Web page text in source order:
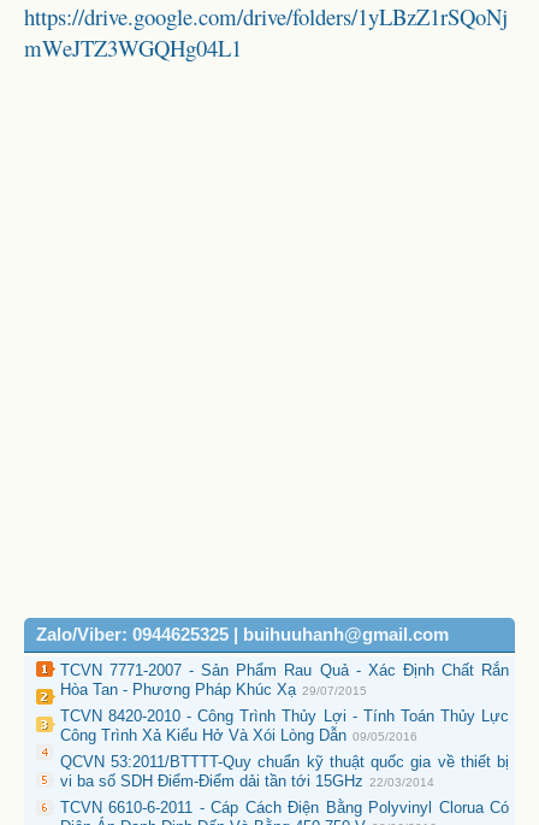
https://drive.google.com/drive/folders/1yLBzZ1rSQoNj
mWeJTZ3WGQHg04L1
Zalo/Viber: 0944625325 | buihuuhanh@gmail.com
TCVN 7771-2007 - Sản Phẩm Rau Quả - Xác Định Chất Rắn
Hòa Tan - Phương Pháp Khúc Xạ 29/07/2015
TCVN 8420-2010 - Công Trình Thủy Lợi - Tính Toán Thủy Lực
Công Trình Xả Kiểu Hở Và Xói Lòng Dẫn 09/05/2016
QCVN 53:2011/BTTTT-Quy chuẩn kỹ thuật quốc gia về thiết bị
vi ba số SDH Điểm-Điểm dải tần tới 15GHz 22/03/2014
TCVN 6610-6-2011 - Cáp Cách Điện Bằng Polyvinyl Clorua Có